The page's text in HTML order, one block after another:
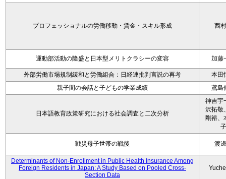
プロフェッショナルの労働移動・賃金・スキル形成 西
運動部活動の隆盛と日本型メリトクラシーの変容 加藤
外部労働市場規制緩和と労働組合：日経連批判言説の再考
本田
親子間の会話と子どもの学業成績
鳶島
日本語教育政策研究における社会調査と二次分析
神吉宇
沢拓敬
剛裕、
子
戦災母子世帯の戦後 渡
Determinants of Non-Enrollment in Public Health Insurance Among
Foreign Residents in Japan: A Study Based on Pooled Cross-
Section Data